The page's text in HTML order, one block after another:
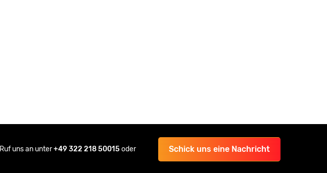
Ruf uns an unter+49 322 218 50015oder Schick uns eine Nachricht